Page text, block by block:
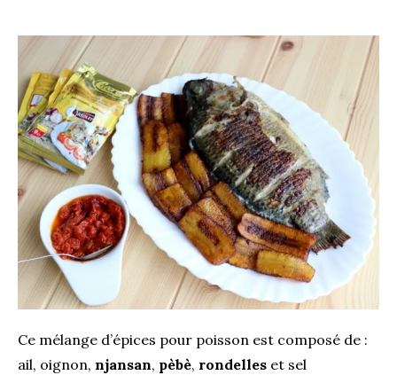
Ce mélange d’épices pour poisson est composé de :
ail, oignon, njansan, pèbè, rondelles et sel